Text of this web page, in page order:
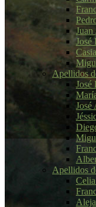
Juan
José
Apellidos
José
Apellidos